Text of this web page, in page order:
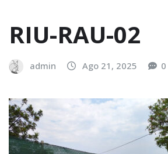
RIU-RAU-02
admin Ago 21, 2025 0